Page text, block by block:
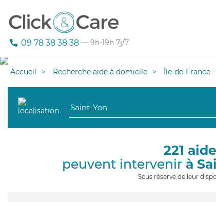
09 78 38 38 38 — 9h-19h 7j/7
Accueil Recherche aide à domicile Île-de-France
221
peuvent intervenir à
Sous réserve de leur